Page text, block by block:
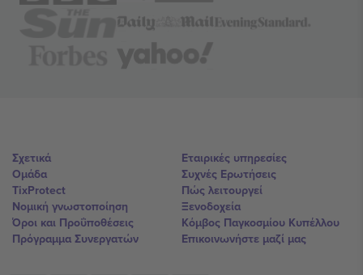
Σχετικά
Ομάδα
TixProtect
Νομική γνωστοποίηση
Όροι και Προΰποθέσεις
Πρόγραμμα Συνεργατών
Εταιρικές υπηρεσίες
Συχνές Ερωτήσεις
Πώς λειτουργεί
Ξενοδοχεία
Κόμβος Παγκοσμίου Κυπέλλου
Επικοινωνήστε μαζί μας